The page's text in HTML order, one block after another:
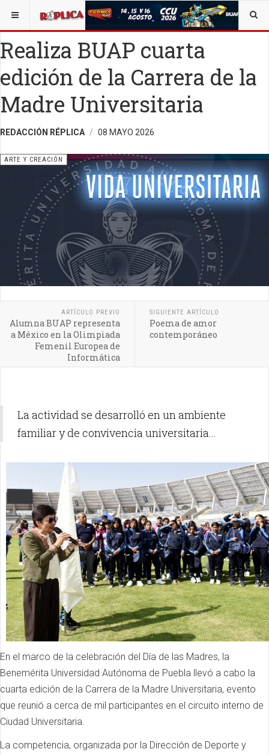
ESTÁ AQUÍ: ARTE
Realiza BUAP cuarta
edición de la Carrera de la
Madre Universitaria
REDACCIÓN RÉPLICA 08 MAYO 2026
ARTE Y CREACIÓN
ARTÍCULO PREVIO
Alumna BUAP representa
a México en la Olimpiada
Femenil Europea de
Informática
SIGUIENTE ARTÍCULO
Poema de amor
contemporáneo
La actividad se desarrolló en un ambiente
familiar y de convivencia universitaria...
En el marco de la celebración del Día de las Madres, la
Benemérita Universidad Autónoma de Puebla llevó a cabo la
cuarta edición de la Carrera de la Madre Universitaria, evento
que reunió a cerca de mil participantes en el circuito interno de
Ciudad Universitaria.
La competencia, organizada por la Dirección de Deporte y